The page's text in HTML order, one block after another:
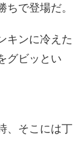
で登場だ。
キンに冷えた
グビッとい
、そこには丁